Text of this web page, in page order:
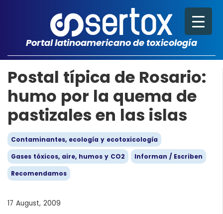
Portal latinoamericano de toxicología
Postal típica de Rosario:
humo por la quema de
pastizales en las islas
Contaminantes, ecología y ecotoxicología
Gases tóxicos, aire, humos y CO2
Informan / Escriben
Recomendamos
17 August, 2009